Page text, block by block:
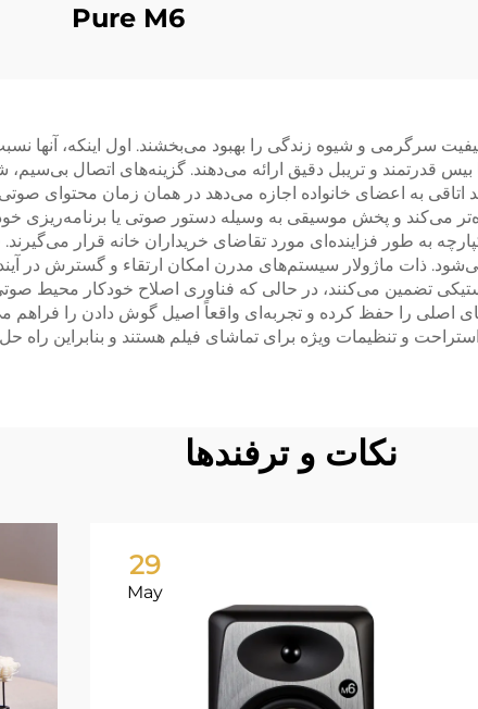
Pure M6
سرگرمی و شیوه زندگی را بهبود می‌بخشند. اول اینکه، آنها
قدرتمند و تریبل دقیق ارائه می‌دهند. گزینه‌های اتصال بی‌سیم،
به اعضای خانواده اجازه می‌دهد در همان زمان محتوای صوتی
می‌کند و پخش موسیقی به وسیله دستور صوتی یا برنامه‌ریزی
به طور فزاینده‌ای مورد تقاضای خریداران خانه قرار
ذات ماژولار سیستم‌های مدرن امکان ارتقاء و گسترش در
تضمین می‌کنند، در حالی که فناوری اصلاح خودکار محیط
اصلی را حفظ کرده و تجربه‌ای واقعاً اصیل گوش دادن را فراهم
و تنظیمات ویژه برای تماشای فیلم هستند و بنابراین راه
نکات و ترفندها
29
May